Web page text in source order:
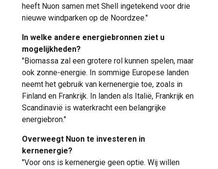
heeft Nuon samen met Shell ingetekend voor drie
nieuwe windparken op de Noordzee."
In welke andere energiebronnen ziet u
mogelijkheden?
"Biomassa zal een grotere rol kunnen spelen, maar
ook zonne-energie. In sommige Europese landen
neemt het gebruik van kernenergie toe, zoals in
Finland en Frankrijk. In landen als Italië, Frankrijk en
Scandinavië is waterkracht een belangrijke
energiebron."
Overweegt Nuon te investeren in
kernenergie?
"Voor ons is kernenergie geen optie. Wij willen